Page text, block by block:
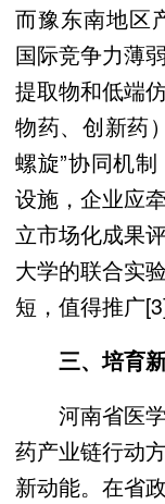
而豫东南地区
国际竞争力薄
提取物和低端
物药、创新药
螺旋”协同机
设施，企业应
立市场化成果
大学的联合实
短，值得推广[3]
三、培育
河南省医学
药产业链行动
新动能。在省